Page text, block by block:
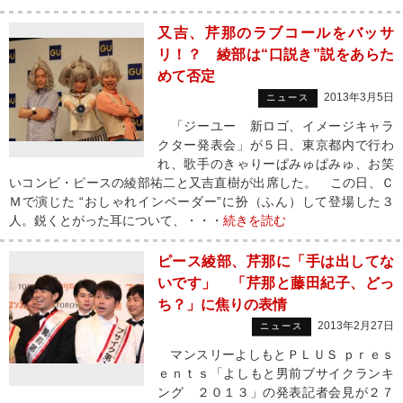
又吉、芹那のラブコールをバッサ
リ！？ 綾部は“口説き”説をあらた
めて否定
ニュース 2013年3月5日
「ジーユー 新ロゴ、イメージキャラ
クター発表会」が５日、東京都内で行わ
れ、歌手のきゃりーぱみゅぱみゅ、お笑
いコンビ・ピースの綾部祐二と又吉直樹が出席した。 この日、Ｃ
Ｍで演じた “おしゃれインベーダー”に扮（ふん）して登場した３
人。鋭くとがった耳について、・・・ 続きを読む
ピース綾部、芹那に「手は出してな
いです」 「芹那と藤田紀子、どっ
ち？」に焦りの表情
ニュース 2013年2月27日
マンスリーよしもとＰＬＵＳ ｐｒｅｓ
ｅｎｔｓ「よしもと男前ブサイクランキ
ング ２０１３」の発表記者会見が２７